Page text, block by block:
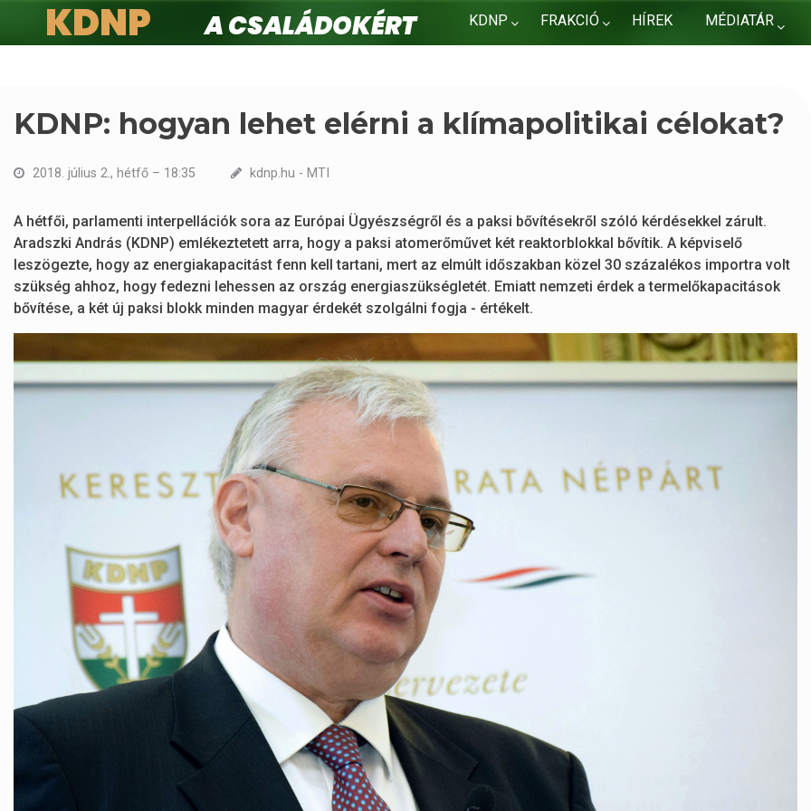
KDNP FRAKCIÓ HÍREK MÉDIATÁR
KDNP
A családokért.
KDNP: hogyan lehet elérni a klímapolitikai célokat?
2018. július 2., hétfő – 18:35 kdnp.hu - MTI
A hétfői, parlamenti interpellációk sora az Európai Ügyészségről és a paksi bővítésekről szóló kérdésekkel zárult.
Aradszki András (KDNP) emlékeztetett arra, hogy a paksi atomerőművet két reaktorblokkal bővítik. A képviselő
leszögezte, hogy az energiakapacitást fenn kell tartani, mert az elmúlt időszakban közel 30 százalékos importra volt
szükség ahhoz, hogy fedezni lehessen az ország energiaszükségletét. Emiatt nemzeti érdek a termelőkapacitások
bővítése, a két új paksi blokk minden magyar érdekét szolgálni fogja - értékelt.